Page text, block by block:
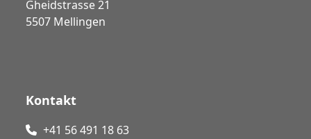
Gheidstrasse 21
5507 Mellingen
Kontakt
+41 56 491 18 63